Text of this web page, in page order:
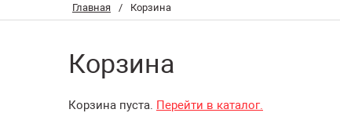
Главная / Корзина
Корзина
Корзина пуста. Перейти в каталог.